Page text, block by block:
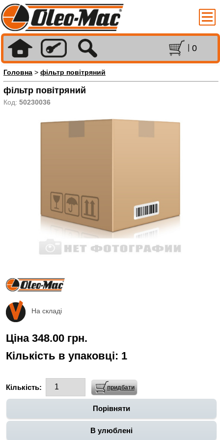
0
Головна > фільтр повітряний
фільтр повітряний
Код: 50230036
На складі
Ціна 348.00 грн.
Кількість в упаковці: 1
Кількість:
Порівняти
В улюблені